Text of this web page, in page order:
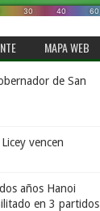
MAPA WEB
de San
vencen
años Hanoi
en 3 partidos